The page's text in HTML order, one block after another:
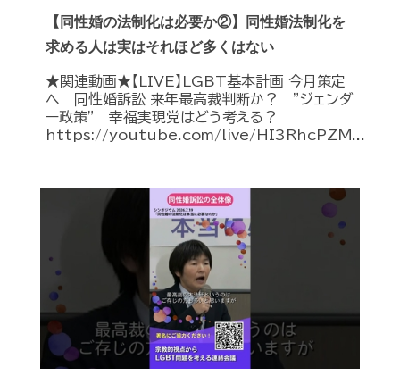
【同性婚の法制化は必要か②】同性婚法制化を
求める人は実はそれほど多くはない
★関連動画★【LIVE】LGBT基本計画 今月策定
へ 同性婚訴訟 来年最高裁判断か？ ”ジェンダ
ー政策” 幸福実現党はどう考える？
https://youtube.com/live/HI3RhcPZM...